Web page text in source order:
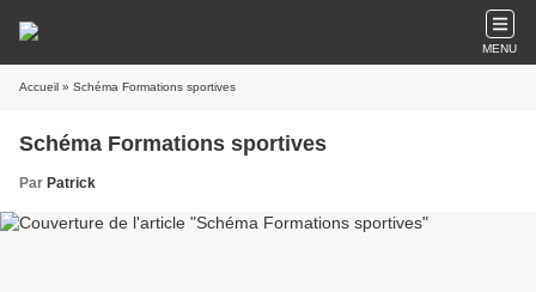
MENU
Accueil » Schéma Formations sportives
Schéma Formations sportives
Par Patrick